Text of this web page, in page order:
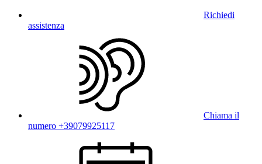
Richiedi
assistenza
Chiama il
numero +39079925117